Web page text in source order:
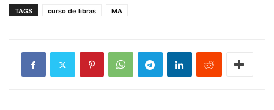
TAGS curso de libras MA